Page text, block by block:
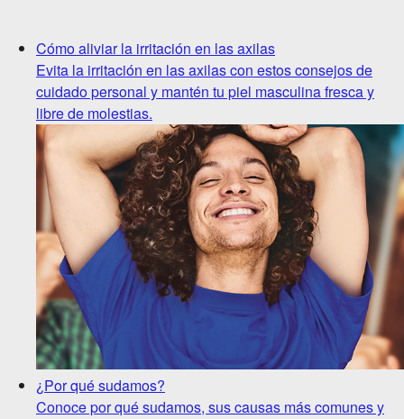
Cómo aliviar la irritación en las axilas
Evita la irritación en las axilas con estos consejos de
cuidado personal y mantén tu piel masculina fresca y
libre de molestias.
¿Por qué sudamos?
Conoce por qué sudamos, sus causas más comunes y